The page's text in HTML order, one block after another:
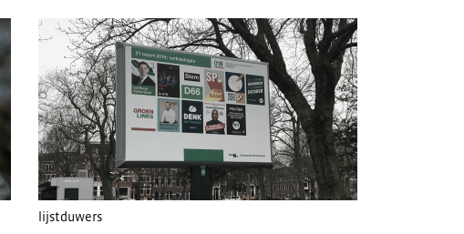
lijstduwers